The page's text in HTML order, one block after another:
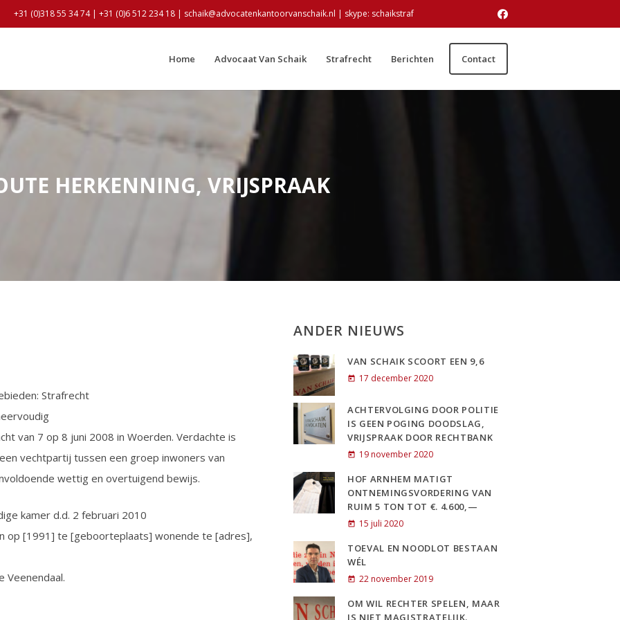
+31 (0)318 55 34 74 | +31 (0)6 512 234 18 | schaik@advocatenkantoorvanschaik.nl | skype: schaikstraf
Home Advocaat Van Schaik Strafrecht Berichten Contact
HERKENNING, VRIJSPRAAK
Strafrecht
van 7 op 8 juni 2008 in Woerden. Verdachte is
vechtpartij tussen een groep inwoners van
wettig en overtuigend bewijs.
kamer d.d. 2 februari 2010
op [1991] te [geboorteplaats] wonende te [adres],
Veenendaal.
ANDER NIEUWS
VAN SCHAIK SCOORT EEN 9,6
today 17 december 2020
ACHTERVOLGING DOOR POLITIE
IS GEEN POGING DOODSLAG,
VRIJSPRAAK DOOR RECHTBANK
today 19 november 2020
HOF ARNHEM MATIGT
ONTNEMINGSVORDERING VAN
RUIM 5 TON TOT €. 4.600,—
today 15 juli 2020
TOEVAL EN NOODLOT BESTAAN
WÉL
today 22 november 2019
OM WIL RECHTER SPELEN, MAAR
IS NIET MAGISTRATELIJK.